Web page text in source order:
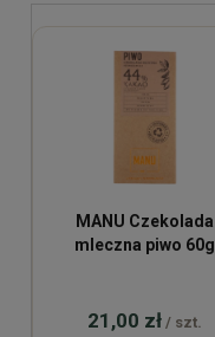
MANU Czekolada
mleczna piwo 60g
21,00 zł / szt.